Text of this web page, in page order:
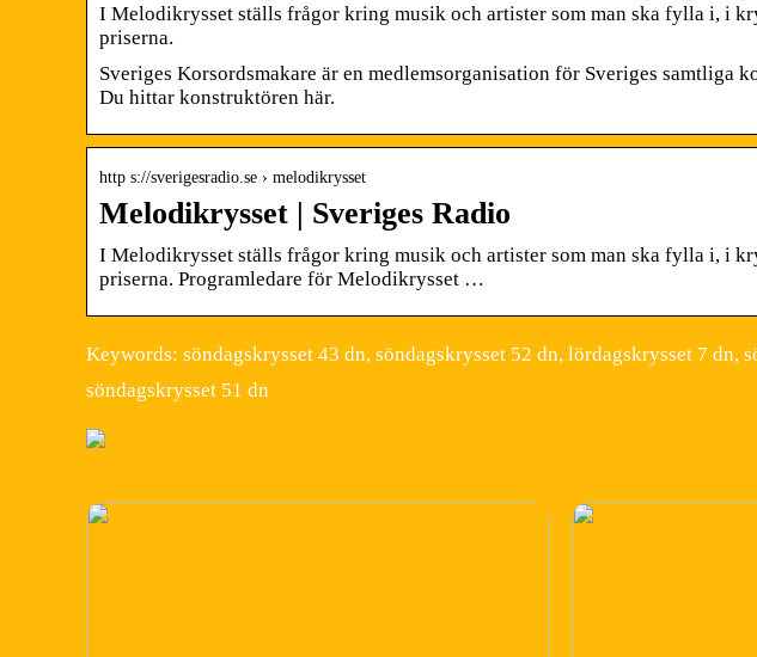
I Melodikrysset ställs frågor kring musik och artister som man ska fylla i, i
priserna.
Sveriges Korsordsmakare är en medlemsorganisation för Sveriges samtliga
Du hittar konstruktören här.
http s://sverigesradio.se › melodikrysset
Melodikrysset | Sveriges Radio
I Melodikrysset ställs frågor kring musik och artister som man ska fylla i, i
priserna. Programledare för Melodikrysset …
Keywords: söndagskrysset 43 dn, söndagskrysset 52 dn, lördagskrysset 7 dn,
söndagskrysset 51 dn